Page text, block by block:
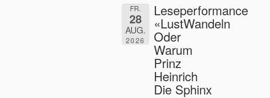
FR.
28
AUG.
2026
Leseperformance
«LustWandeln
Oder
Warum
Prinz
Heinrich
Die Sphinx